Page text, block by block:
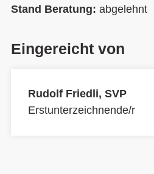
Stand Beratung: abgelehnt
Eingereicht von
Rudolf Friedli, SVP
Erstunterzeichnende/r